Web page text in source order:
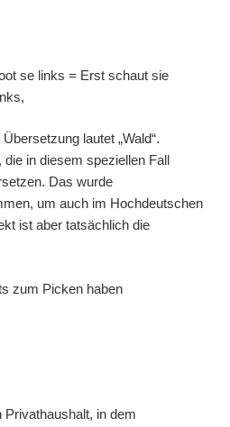
se links = Erst schaut sie
lautet „Wald“.
in diesem speziellen Fall
Das wurde
um auch im Hochdeutschen
ist aber tatsächlich die
zum Picken haben
in dem